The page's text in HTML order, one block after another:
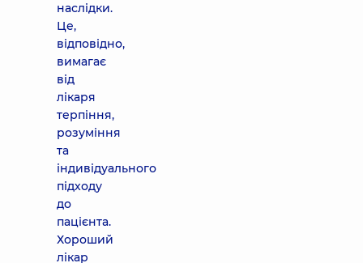
наслідки.
Це,
відповідно,
вимагає
від
лікаря
терпіння,
розуміння
та
індивідуального
підходу
до
пацієнта.
Хороший
лікар